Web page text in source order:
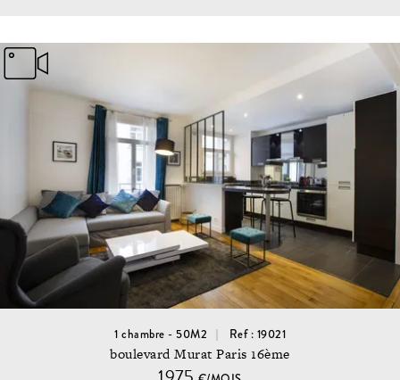
1 chambre - 50M2 Ref : 19021
boulevard Murat Paris 16ème